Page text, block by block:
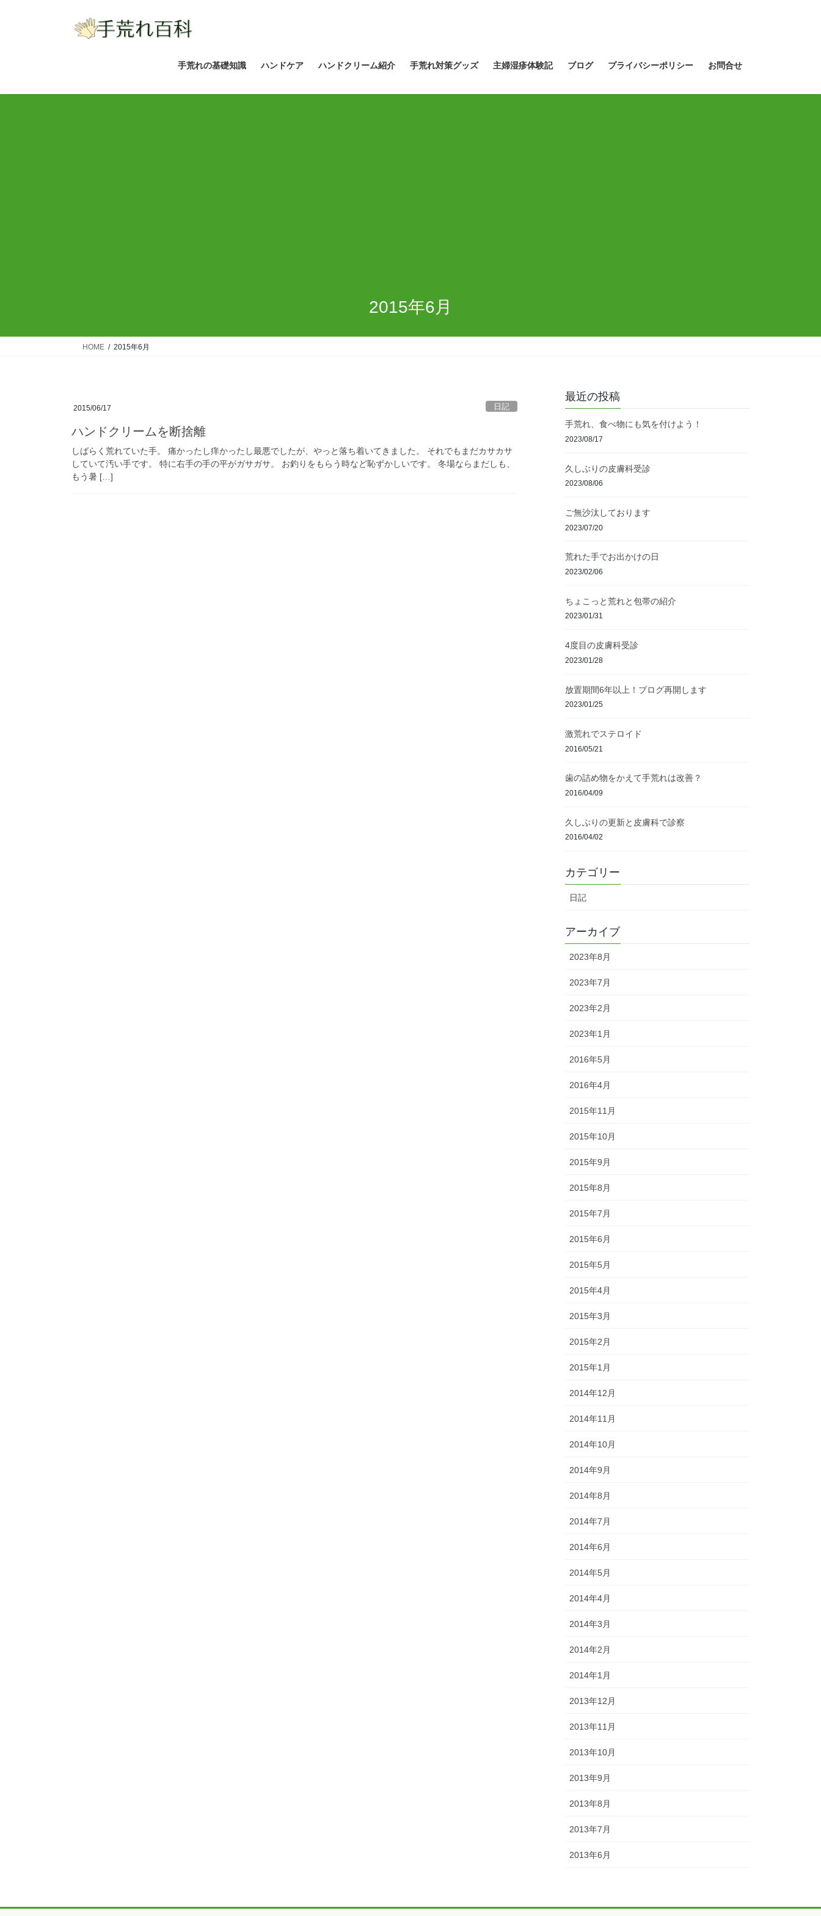
ス
ン
手荒れの基礎知識 ハンドケア ハンドクリーム紹介 手荒れ対策グッズ 主婦湿疹体験記 ブログ プライバシーポリシー お問合せ
2015年6月
HOME 2015年6月
2015/06/17 日記
ハンドクリームを断捨離
しばらく荒れていた手。 痛かったし痒かったし最悪でしたが、やっと落ち着いてきました。 それでもまだカサカサ
していて汚い手です。 特に右手の手の平がガサガサ。 お釣りをもらう時など恥ずかしいです。 冬場ならまだしも、
もう暑 […]
最近の投稿
手荒れ、食べ物にも気を付けよう！
2023/08/17
久しぶりの皮膚科受診
2023/08/06
ご無沙汰しております
2023/07/20
荒れた手でお出かけの日
2023/02/06
ちょこっと荒れと包帯の紹介
2023/01/31
4度目の皮膚科受診
2023/01/28
放置期間6年以上！ブログ再開します
2023/01/25
激荒れでステロイド
2016/05/21
歯の詰め物をかえて手荒れは改善？
2016/04/09
久しぶりの更新と皮膚科で診察
2016/04/02
カテゴリー
日記
アーカイブ
2023年8月
2023年7月
2023年2月
2023年1月
2016年5月
2016年4月
2015年11月
2015年10月
2015年9月
2015年8月
2015年7月
2015年6月
2015年5月
2015年4月
2015年3月
2015年2月
2015年1月
2014年12月
2014年11月
2014年10月
2014年9月
2014年8月
2014年7月
2014年6月
2014年5月
2014年4月
2014年3月
2014年2月
2014年1月
2013年12月
2013年11月
2013年10月
2013年9月
2013年8月
2013年7月
2013年6月